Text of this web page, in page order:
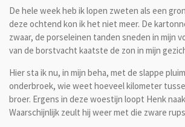
De hele week heb ik lopen zweten als een
deze ochtend kon ik het niet meer. De
zwaar, de porseleinen tanden sneden in mijn
van de borstvacht kaatste de zon in mijn
Hier sta ik nu, in mijn beha, met de slappe
onderbroek, wie weet hoeveel kilometer
broer. Ergens in deze woestijn loopt Henk
Waarschijnlijk zeult hij weer met die zware